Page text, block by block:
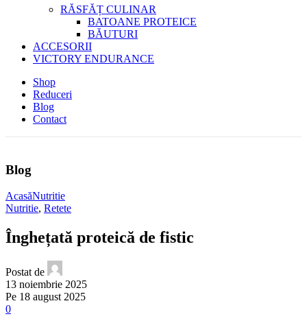
RĂSFĂȚ CULINAR
BATOANE PROTEICE
BĂUTURI
ACCESORII
VICTORY ENDURANCE
Shop
Reduceri
Blog
Contact
Blog
AcasăNutritie
Nutritie, Retete
Înghețată proteică de fistic
Postat de
13 noiembrie 2025
Pe 18 august 2025
0